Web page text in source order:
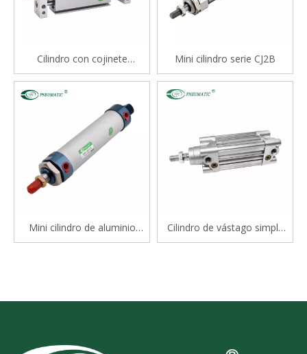
Cilindro con cojinete
deslizante tipo varilla doble
serie STM
Mini cilindro serie CJ2B
Mini cilindro de aluminio
serie Mal
Cilindro de vástago simple
estándar de doble efecto